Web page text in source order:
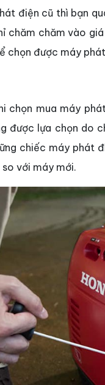
điện cũ thì bạn
chăm chăm vào
chọn được máy
chọn mua máy
được lựa chọn do
chiếc máy phát
với máy mới.